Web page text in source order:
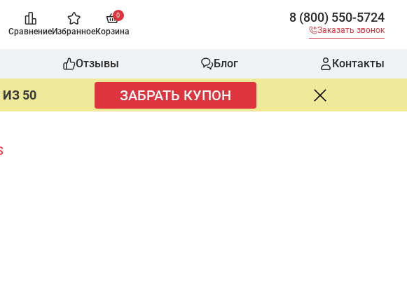
СравнениеИзбранное
0
Корзина
8 (800) 550-5724
Заказать звонок
Отзывы Блог Контакты
50 ЗАБРАТЬ КУПОН